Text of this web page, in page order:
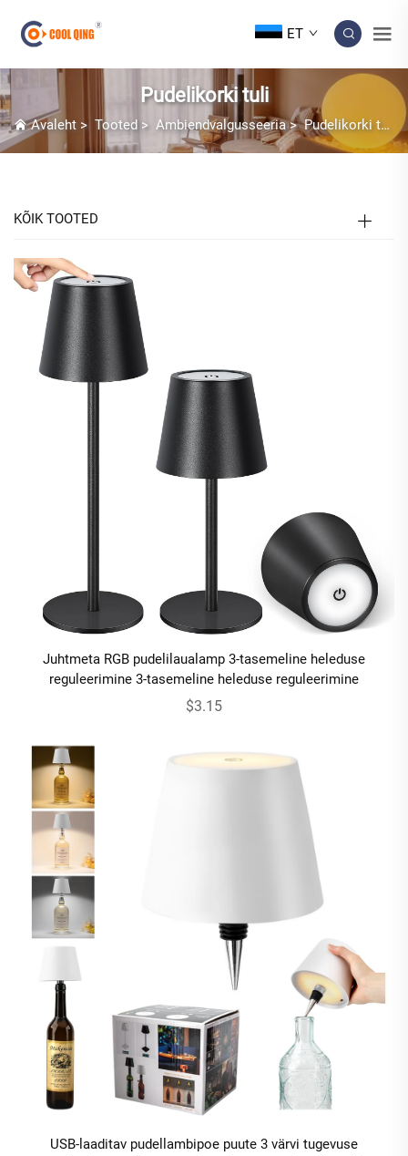
ET
Pudelikorki tuli
Avaleht > Tooted > Ambiendvalgusseeria>Pudelikorki tuli
KÕIK TOOTED
Juhtmeta RGB pudelilaualamp 3-tasemeline heleduse
reguleerimine 3-tasemeline heleduse reguleerimine
$3.15
USB-laaditav pudellambipoe puute 3 värvi tugevuse